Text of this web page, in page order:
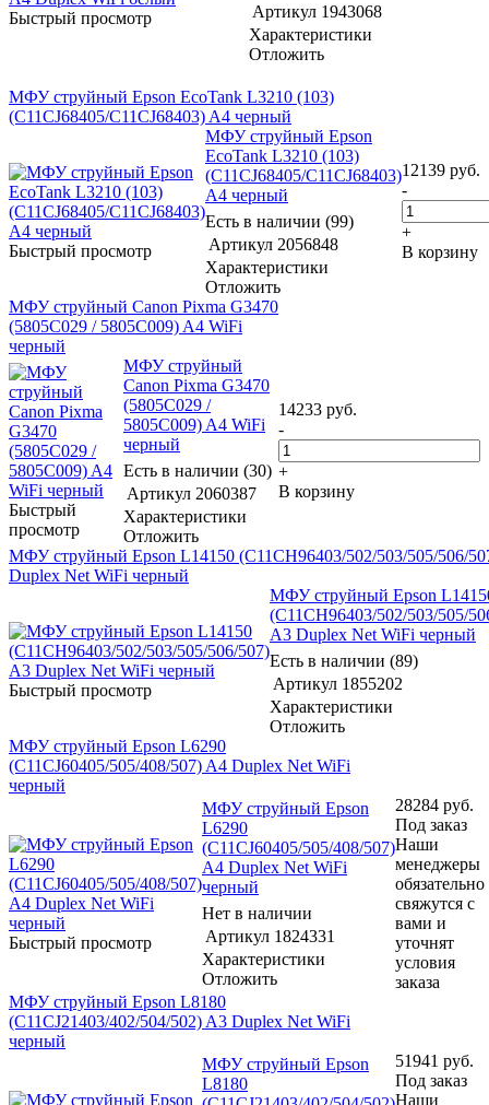
Быстрый просмотр
Артикул 1943068
Характеристики
Отложить
МФУ струйный Epson EcoTank L3210 (103)
(C11CJ68405/C11CJ68403) A4 черный
Быстрый просмотр
МФУ струйный Epson
EcoTank L3210 (103)
(C11CJ68405/C11CJ68403)
A4 черный
Есть в наличии (99)
Артикул 2056848
Характеристики
Отложить
12139 руб.
-
+
В корзину
МФУ струйный Canon Pixma G3470
(5805C029 / 5805C009) A4 WiFi
черный
Быстрый
просмотр
МФУ струйный
Canon Pixma G3470
(5805C029 /
5805C009) A4 WiFi
черный
Есть в наличии (30)
Артикул 2060387
Характеристики
Отложить
14233 руб.
-
+
В корзину
МФУ струйный Epson L14150 (C11CH96403/502/503/505/506/
Duplex Net WiFi черный
Быстрый просмотр
МФУ струйный Epson
(C11CH96403/502/503/505/
A3 Duplex Net WiFi черный
Есть в наличии (89)
Артикул 1855202
Характеристики
Отложить
МФУ струйный Epson L6290
(C11CJ60405/505/408/507) A4 Duplex Net WiFi
черный
Быстрый просмотр
МФУ струйный Epson
L6290
(C11CJ60405/505/408/507)
A4 Duplex Net WiFi
черный
Нет в наличии
Артикул 1824331
Характеристики
Отложить
28284 руб.
Под заказ
Наши
менеджеры
обязательно
свяжутся с
вами и
уточнят
условия
заказа
МФУ струйный Epson L8180
(C11CJ21403/402/504/502) A3 Duplex Net WiFi
черный
МФУ струйный Epson
L8180
51941 руб.
Под заказ
Наши